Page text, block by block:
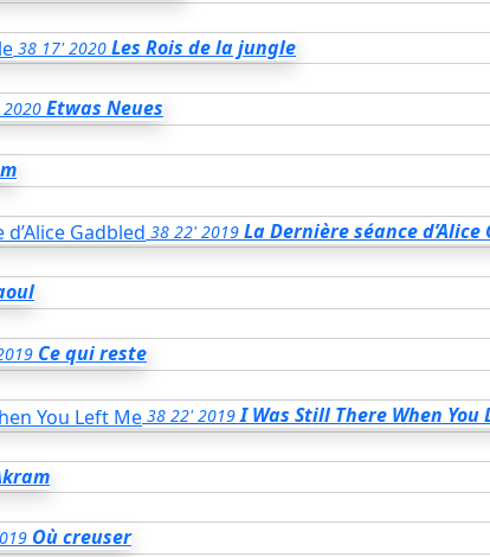
38 17' 2020 Les Rois de la jungle
2020 Etwas Neues
38 22' 2019 La Dernière séance d’Alice
Ce qui reste
38 22' 2019 I Was Still There When You
Où creuser